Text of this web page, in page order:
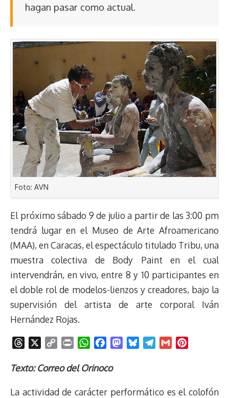
hagan pasar como actual.
Foto: AVN
El próximo sábado 9 de julio a partir de las 3:00 pm
tendrá lugar en el Museo de Arte Afroamericano
(MAA), en Caracas, el espectáculo titulado Tribu, una
muestra colectiva de Body Paint en el cual
intervendrán, en vivo, entre 8 y 10 participantes en
el doble rol de modelos-lienzos y creadores, bajo la
supervisión del artista de arte corporal Iván
Hernández Rojas.
r
a
p
L
i
t
W
a
s
c
b
M
o
s
g
l
e
Texto: Correo del Orinoco
La actividad de carácter performático es el colofón